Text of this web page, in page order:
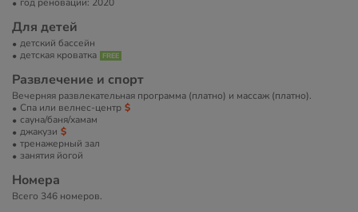
Для детей
детский бассейн
детская кроватка
Развлечение и спорт
Вечерняя развлекательная программа (платно) и массаж (платно).
Спа или велнес-центр
сауна/баня/хамам
джакузи
тренажерный зал
занятия йогой
Номера
Всего 346 номеров.